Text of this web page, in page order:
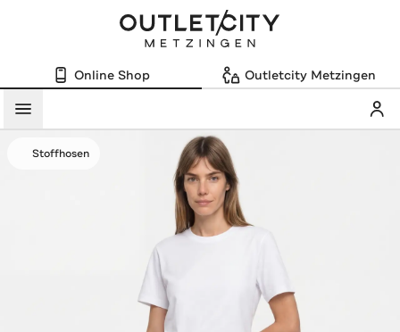
Online Shop Outletcity Metzingen
Menü
Stoffhosen